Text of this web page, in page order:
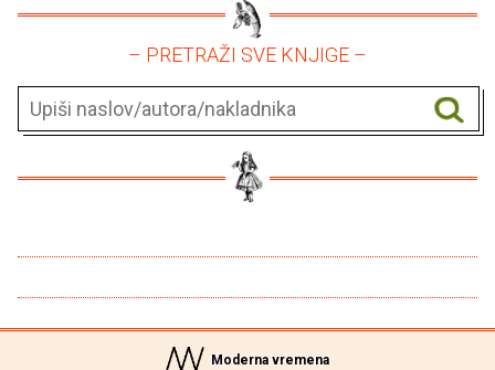
– PRETRAŽI SVE KNJIGE –
Moderna vremena